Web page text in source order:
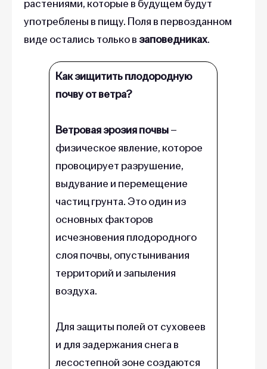
растениями, которые в будущем будут
употреблены в пищу. Поля в первозданном
виде остались только взаповедниках.
Как зищитить плодородную
почву от ветра?
Ветровая эрозия почвы–
физическое явление, которое
провоцирует разрушение,
выдувание и перемещение
частиц грунта. Это один из
основных факторов
исчезновения плодородного
слоя почвы, опустынивания
территорий и запыления
воздуха.
Для защиты полей от суховеев
и для задержания снега в
лесостепной зоне создаются